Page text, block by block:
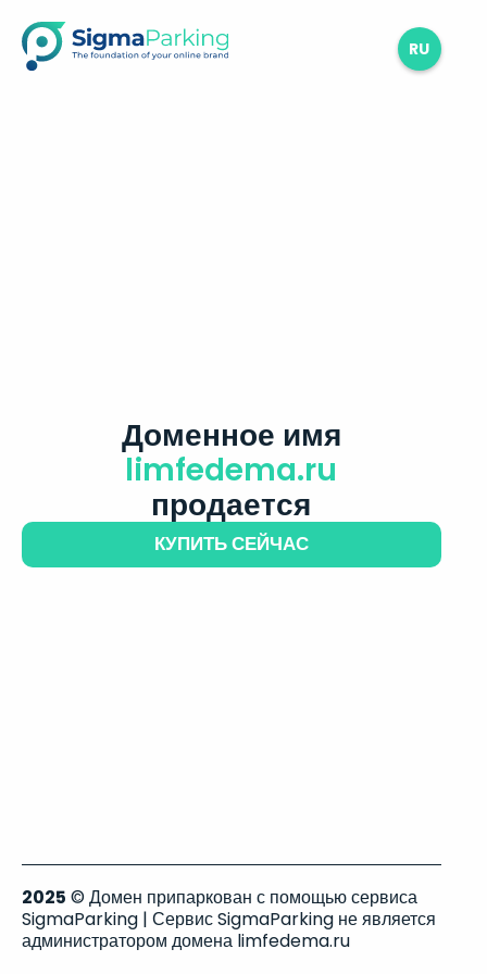
RU
Доменное имя
limfedema.ru
продается
КУПИТЬ СЕЙЧАС
2025 © Домен припаркован с помощью сервиса
SigmaParking | Сервис SigmaParking не является
администратором домена limfedema.ru